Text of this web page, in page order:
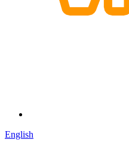
English